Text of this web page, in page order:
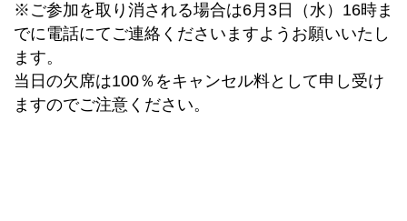
※ご参加を取り消される場合は6月3日（水）16時ま
でに電話にてご連絡くださいますようお願いいたし
ます。
当日の欠席は100％をキャンセル料として申し受け
ますのでご注意ください。